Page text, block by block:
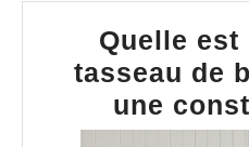
Quelle est
tasseau de
une